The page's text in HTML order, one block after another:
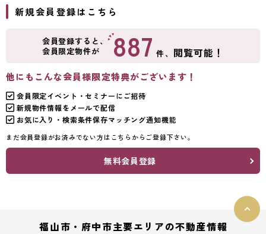
新規会員登録はこちら
会員登録すると、
会員限定物件が
887 件、 閲覧可能！
他にもこんな会員様限定特典がございます！
会員限定イベント・セミナーにご招待
新規物件情報をメールで配信
お気に入り・検索条件保存マッチング通知機能
まだ会員登録がお済みでない方はこちらからご登録下さい。
無料会員登録
福山市・府中市主要エリアの不動産情報